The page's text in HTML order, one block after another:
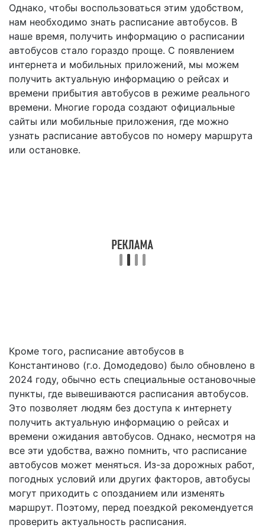
Однако, чтобы воспользоваться этим удобством,
нам необходимо знать расписание автобусов. В
наше время, получить информацию о расписании
автобусов стало гораздо проще. С появлением
интернета и мобильных приложений, мы можем
получить актуальную информацию о рейсах и
времени прибытия автобусов в режиме реального
времени. Многие города создают официальные
сайты или мобильные приложения, где можно
узнать расписание автобусов по номеру маршрута
или остановке.
Кроме того, расписание автобусов в
Константиново (г.о. Домодедово) было обновлено в
2024 году, обычно есть специальные остановочные
пункты, где вывешиваются расписания автобусов.
Это позволяет людям без доступа к интернету
получить актуальную информацию о рейсах и
времени ожидания автобусов. Однако, несмотря на
все эти удобства, важно помнить, что расписание
автобусов может меняться. Из-за дорожных работ,
погодных условий или других факторов, автобусы
могут приходить с опозданием или изменять
маршрут. Поэтому, перед поездкой рекомендуется
проверить актуальность расписания.